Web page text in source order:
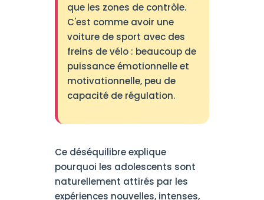
que les zones de contrôle.
C'est comme avoir une
voiture de sport avec des
freins de vélo : beaucoup de
puissance émotionnelle et
motivationnelle, peu de
capacité de régulation.
Ce déséquilibre explique
pourquoi les adolescents sont
naturellement attirés par les
expériences nouvelles, intenses,